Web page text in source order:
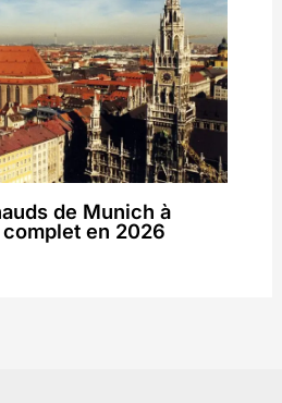
de Munich à
en 2026